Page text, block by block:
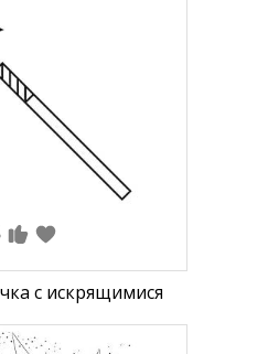
с искрящимися